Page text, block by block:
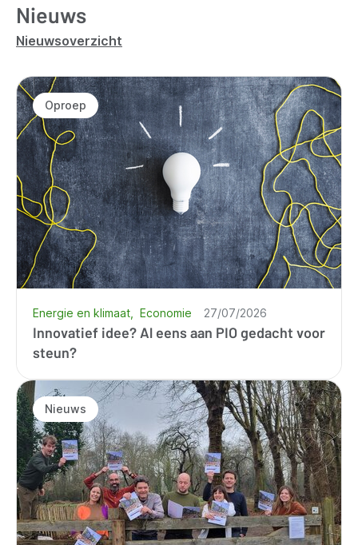
Nieuws
Nieuwsoverzicht
Oproep
Innovatief idee? Al eens aan PIO gedacht voor
steun?
Energie en klimaat Economie 27/07/2026
Nieuws